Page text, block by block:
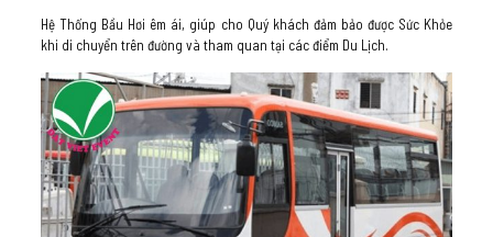
Hệ Thống Bầu Hơi êm ái, giúp cho Quý khách đảm bảo được Sức Khỏe
khi di chuyển trên đường và tham quan tại các điểm Du Lịch.